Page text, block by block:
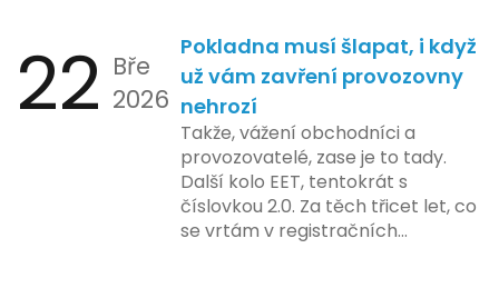
plánovaná na první pololetí
následujícího roku, je zaměřena
na školení a edukaci uživatelů,
včetně přípravy materiálů a
školení pro zaměstnavatele a
účetní firmy. V této fázi dojde
také k oficiálnímu spuštění
systému pro vybrané segmenty
podnikání. Třetí a konečná fáze
České republice. Povinnost uvést
telefonní číslo se týká všech
nově registrovaných domén, a
také může ovlivnit stávající
majitele domén při aktualizaci
jejich údajů.
22 Bře
2026
Pokladna musí šlapat, i když
už vám zavření provozovny
nehrozí
Takže, vážení obchodníci a
provozovatelé, zase je to tady.
Další kolo EET, tentokrát s
číslovkou 2.0. Za těch třicet let, co
se vrtám v registračních